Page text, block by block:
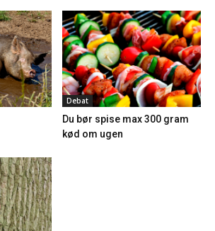
Debat
Du bør spise max 300 gram
kød om ugen